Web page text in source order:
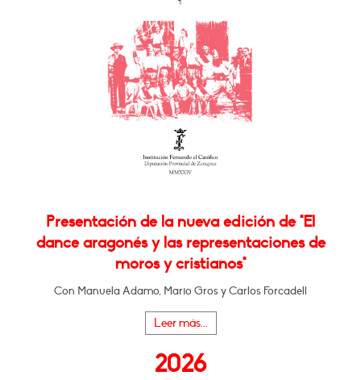
Presentación de la nueva edición de "El
dance aragonés y las representaciones de
moros y cristianos"
Con Manuela Adamo, Mario Gros y Carlos Forcadell
Leer más...
2026